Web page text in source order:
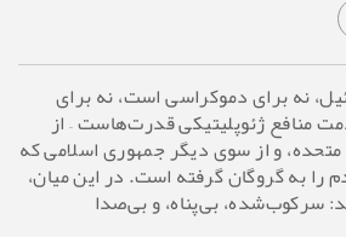
نه برای دموکراسی است، نه برای
منافع ژئوپلیتیکی قدرت‌هاست – از
و از سوی دیگر جمهوری اسلامی که
را به گروگان گرفته است. در این میان،
سرکوب‌شده، بی‌پناه، و بی‌صدا